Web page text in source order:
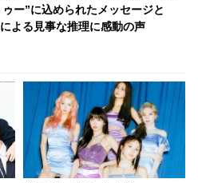
ゥー”に込められたメッセージと
よる見事な推理に感動の声